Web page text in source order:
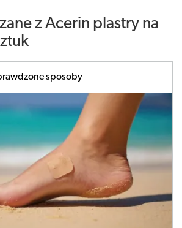
z Acerin plastry na
sposoby